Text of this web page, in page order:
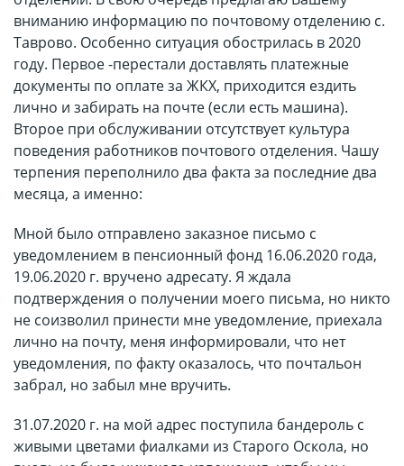
вниманию информацию по почтовому отделению с.
Таврово. Особенно ситуация обострилась в 2020
году. Первое -перестали доставлять платежные
документы по оплате за ЖКХ, приходится ездить
лично и забирать на почте (если есть машина).
Второе при обслуживании отсутствует культура
поведения работников почтового отделения. Чашу
терпения переполнило два факта за последние два
месяца, а именно:
Мной было отправлено заказное письмо с
уведомлением в пенсионный фонд 16.06.2020 года,
19.06.2020 г. вручено адресату. Я ждала
подтверждения о получении моего письма, но никто
не соизволил принести мне уведомление, приехала
лично на почту, меня информировали, что нет
уведомления, по факту оказалось, что почтальон
забрал, но забыл мне вручить.
31.07.2020 г. на мой адрес поступила бандероль с
живыми цветами фиалками из Старого Оскола, но